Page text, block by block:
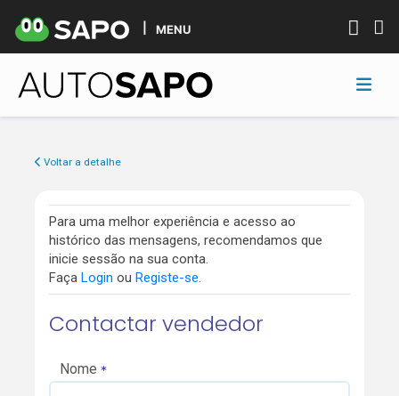
MENU
Voltar a detalhe
Para uma melhor experiência e acesso ao
histórico das mensagens, recomendamos que
inicie sessão na sua conta.
Faça Login ou Registe-se.
Contactar vendedor
Nome